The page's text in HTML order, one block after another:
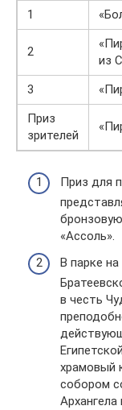
1
2
из
3
Приз
зрителей
Приз для
«Ассоль».
В парке
в честь
храмовый
собором